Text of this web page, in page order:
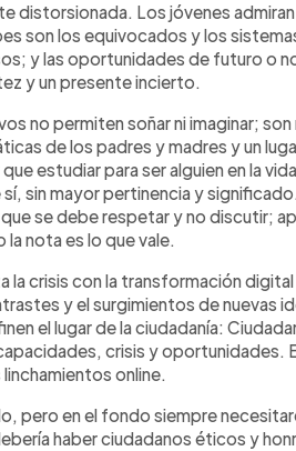
distorsionada. Los jóvenes
son los equivocados y los
y las oportunidades de futuro o
y un presente incierto.
no permiten soñar ni imaginar;
de los padres y madres y un
que estudiar para ser alguien en la
sin mayor pertinencia y
se debe respetar y no discutir;
nota es lo que vale.
la crisis con la transformación
y el surgimientos de nuevas
el lugar de la ciudadanía:
crisis y oportunidades.
online.
pero en el fondo siempre
haber ciudadanos éticos y